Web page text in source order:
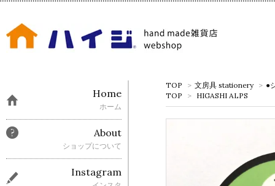
TOP > 文房具 stationery > ●
TOP
> HIGASHI ALPS
Home
ホーム
About
ショップについて
Instagram